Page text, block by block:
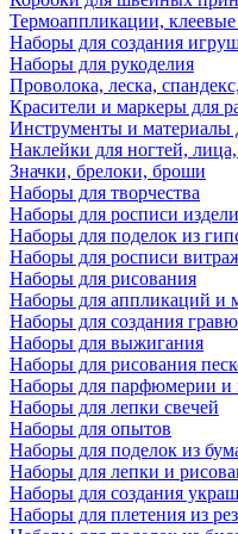
Термоаппликации,
Наборы для создания
Наборы для рукоделия
Проволока, леска,
Красители и маркеры для
Инструменты и материалы
Наклейки для ногтей, лица,
Значки, брелоки, броши
Наборы для творчества
Наборы для росписи
Наборы для поделок из
Наборы для росписи
Наборы для рисования
Наборы для аппликаций и
Наборы для создания
Наборы для выжигания
Наборы для рисования
Наборы для парфюмерии и
Наборы для лепки свечей
Наборы для опытов
Наборы для поделок из
Наборы для лепки и
Наборы для создания
Наборы для плетения из